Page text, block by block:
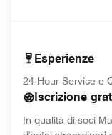
Esperienze
24-Hour Service e
Iscrizione
In qualità di soci